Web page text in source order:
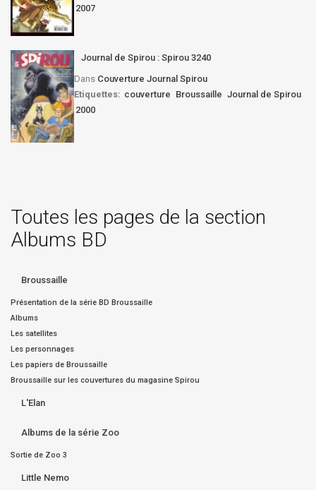
2007
Journal de Spirou : Spirou 3240
Dans Couverture Journal Spirou
Etiquettes: couverture Broussaille Journal de Spirou
2000
Toutes les pages de la section
Albums BD
Broussaille
Présentation de la série BD Broussaille
Albums
Les satellites
Les personnages
Les papiers de Broussaille
Broussaille sur les couvertures du magasine Spirou
L'Elan
Albums de la série Zoo
Sortie de Zoo 3
Little Nemo